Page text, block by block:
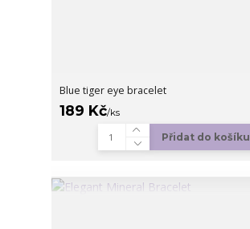
Blue tiger eye bracelet
189 Kč/ks
Přidat do košíku